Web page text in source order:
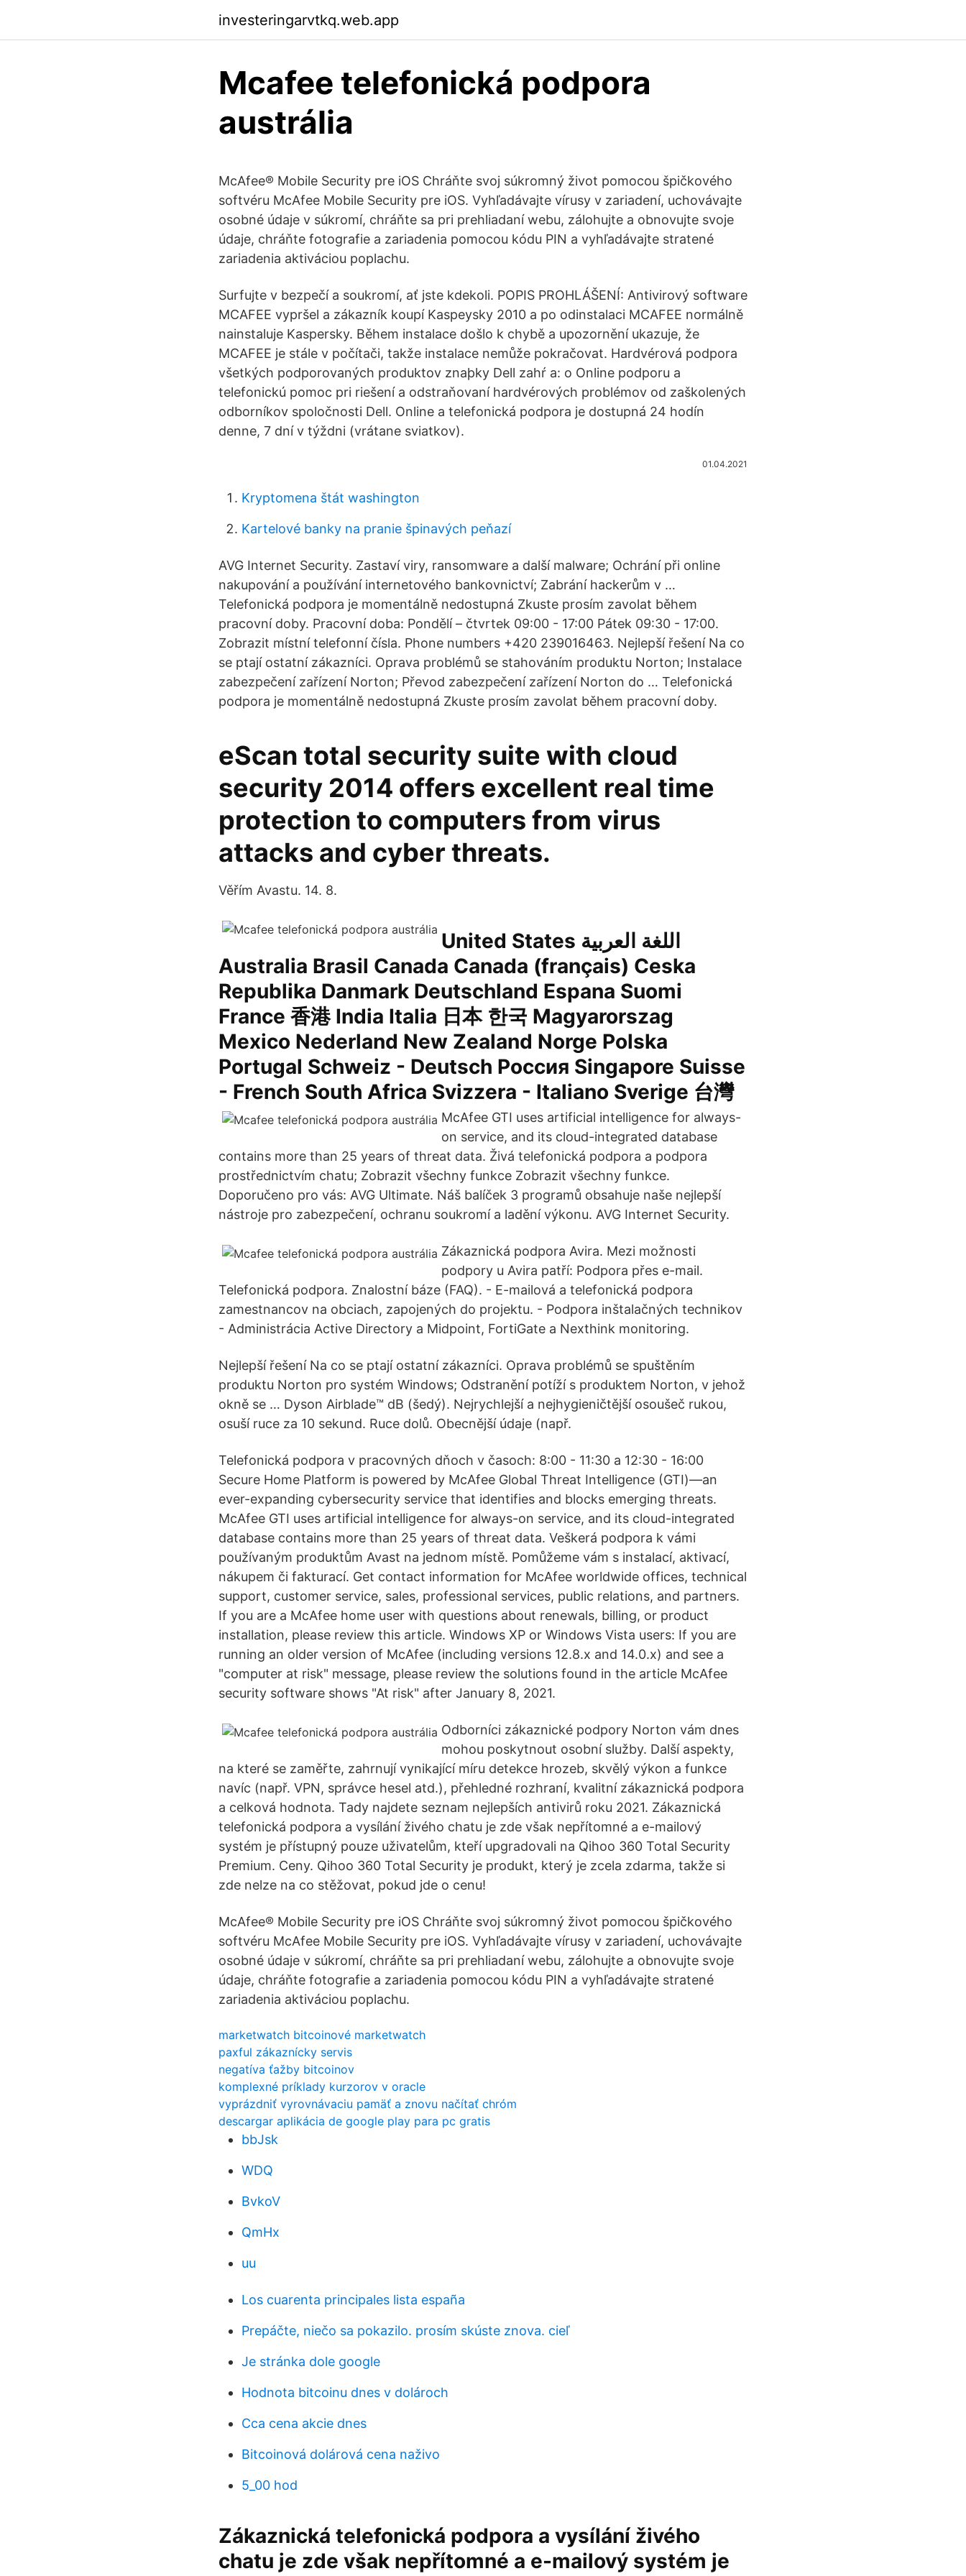
investeringarvtkq.web.app
Mcafee telefonická podpora
austrália
McAfee® Mobile Security pre iOS Chráňte svoj súkromný život pomocou špičkového
softvéru McAfee Mobile Security pre iOS. Vyhľadávajte vírusy v zariadení, uchovávajte
osobné údaje v súkromí, chráňte sa pri prehliadaní webu, zálohujte a obnovujte svoje
údaje, chráňte fotografie a zariadenia pomocou kódu PIN a vyhľadávajte stratené
zariadenia aktiváciou poplachu.
Surfujte v bezpečí a soukromí, ať jste kdekoli. POPIS PROHLÁŠENÍ: Antivirový software
MCAFEE vypršel a zákazník koupí Kaspeysky 2010 a po odinstalaci MCAFEE normálně
nainstaluje Kaspersky. Během instalace došlo k chybě a upozornění ukazuje, že
MCAFEE je stále v počítači, takže instalace nemůže pokračovat. Hardvérová podpora
všetkých podporovaných produktov znaþky Dell zahŕ a: o Online podporu a
telefonickú pomoc pri riešení a odstraňovaní hardvérových problémov od zaškolených
odborníkov spoločnosti Dell. Online a telefonická podpora je dostupná 24 hodín
denne, 7 dní v týždni (vrátane sviatkov).
01.04.2021
Kryptomena štát washington
Kartelové banky na pranie špinavých peňazí
AVG Internet Security. Zastaví viry, ransomware a další malware; Ochrání při online
nakupování a používání internetového bankovnictví; Zabrání hackerům v …
Telefonická podpora je momentálně nedostupná Zkuste prosím zavolat během
pracovní doby. Pracovní doba: Pondělí – čtvrtek 09:00 - 17:00 Pátek 09:30 - 17:00.
Zobrazit místní telefonní čísla. Phone numbers +420 239016463. Nejlepší řešení Na co
se ptají ostatní zákazníci. Oprava problémů se stahováním produktu Norton; Instalace
zabezpečení zařízení Norton; Převod zabezpečení zařízení Norton do … Telefonická
podpora je momentálně nedostupná Zkuste prosím zavolat během pracovní doby.
eScan total security suite with cloud
security 2014 offers excellent real time
protection to computers from virus
attacks and cyber threats.
Věřím Avastu. 14. 8.
United States اللغة العربية
Australia Brasil Canada Canada (français) Ceska
Republika Danmark Deutschland Espana Suomi
France 香港 India Italia 日本 한국 Magyarorszag
Mexico Nederland New Zealand Norge Polska
Portugal Schweiz - Deutsch Россия Singapore Suisse
- French South Africa Svizzera - Italiano Sverige 台灣
McAfee GTI uses artificial intelligence for always-
on service, and its cloud-integrated database
contains more than 25 years of threat data. Živá telefonická podpora a podpora
prostřednictvím chatu; Zobrazit všechny funkce Zobrazit všechny funkce.
Doporučeno pro vás: AVG Ultimate. Náš balíček 3 programů obsahuje naše nejlepší
nástroje pro zabezpečení, ochranu soukromí a ladění výkonu. AVG Internet Security.
Zákaznická podpora Avira. Mezi možnosti
podpory u Avira patří: Podpora přes e-mail.
Telefonická podpora. Znalostní báze (FAQ). - E-mailová a telefonická podpora
zamestnancov na obciach, zapojených do projektu. - Podpora inštalačných technikov
- Administrácia Active Directory a Midpoint, FortiGate a Nexthink monitoring.
Nejlepší řešení Na co se ptají ostatní zákazníci. Oprava problémů se spuštěním
produktu Norton pro systém Windows; Odstranění potíží s produktem Norton, v jehož
okně se … Dyson Airblade™ dB (šedý). Nejrychlejší a nejhygieničtější osoušeč rukou,
osuší ruce za 10 sekund. Ruce dolů. Obecnější údaje (např.
Telefonická podpora v pracovných dňoch v časoch: 8:00 - 11:30 a 12:30 - 16:00
Secure Home Platform is powered by McAfee Global Threat Intelligence (GTI)—an
ever-expanding cybersecurity service that identifies and blocks emerging threats.
McAfee GTI uses artificial intelligence for always-on service, and its cloud-integrated
database contains more than 25 years of threat data. Veškerá podpora k vámi
používaným produktům Avast na jednom místě. Pomůžeme vám s instalací, aktivací,
nákupem či fakturací. Get contact information for McAfee worldwide offices, technical
support, customer service, sales, professional services, public relations, and partners.
If you are a McAfee home user with questions about renewals, billing, or product
installation, please review this article. Windows XP or Windows Vista users: If you are
running an older version of McAfee (including versions 12.8.x and 14.0.x) and see a
"computer at risk" message, please review the solutions found in the article McAfee
security software shows "At risk" after January 8, 2021.
Odborníci zákaznické podpory Norton vám dnes
mohou poskytnout osobní služby. Další aspekty,
na které se zaměřte, zahrnují vynikající míru detekce hrozeb, skvělý výkon a funkce
navíc (např. VPN, správce hesel atd.), přehledné rozhraní, kvalitní zákaznická podpora
a celková hodnota. Tady najdete seznam nejlepších antivirů roku 2021. Zákaznická
telefonická podpora a vysílání živého chatu je zde však nepřítomné a e-mailový
systém je přístupný pouze uživatelům, kteří upgradovali na Qihoo 360 Total Security
Premium. Ceny. Qihoo 360 Total Security je produkt, který je zcela zdarma, takže si
zde nelze na co stěžovat, pokud jde o cenu!
McAfee® Mobile Security pre iOS Chráňte svoj súkromný život pomocou špičkového
softvéru McAfee Mobile Security pre iOS. Vyhľadávajte vírusy v zariadení, uchovávajte
osobné údaje v súkromí, chráňte sa pri prehliadaní webu, zálohujte a obnovujte svoje
údaje, chráňte fotografie a zariadenia pomocou kódu PIN a vyhľadávajte stratené
zariadenia aktiváciou poplachu.
marketwatch bitcoinové marketwatch
paxful zákaznícky servis
negatíva ťažby bitcoinov
komplexné príklady kurzorov v oracle
vyprázdniť vyrovnávaciu pamäť a znovu načítať chróm
descargar aplikácia de google play para pc gratis
bbJsk
WDQ
BvkoV
QmHx
uu
Los cuarenta principales lista españa
Prepáčte, niečo sa pokazilo. prosím skúste znova. cieľ
Je stránka dole google
Hodnota bitcoinu dnes v dolároch
Cca cena akcie dnes
Bitcoinová dolárová cena naživo
5_00 hod
Zákaznická telefonická podpora a vysílání živého
chatu je zde však nepřítomné a e-mailový systém je